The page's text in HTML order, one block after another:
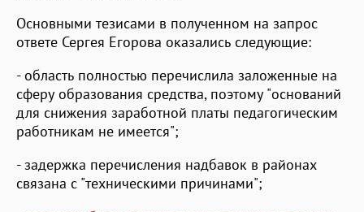
Основными тезисами в полученном на запрос
ответе Сергея Егорова оказались следующие:
- область полностью перечислила заложенные на
сферу образования средства, поэтому "оснований
для снижения заработной платы педагогическим
работникам не имеется";
- задержка перечисления надбавок в районах
связана с "техническими причинами";